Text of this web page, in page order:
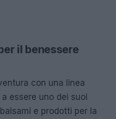
il benessere
con una linea
essere uno dei suoi
e prodotti per la